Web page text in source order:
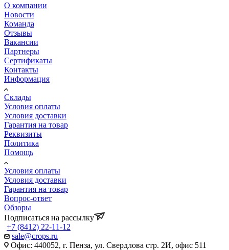
О компании
Новости
Команда
Отзывы
Вакансии
Партнеры
Сертификаты
Контакты
Информация
Склады
Условия оплаты
Условия доставки
Гарантия на товар
Реквизиты
Политика
Помощь
Условия оплаты
Условия доставки
Гарантия на товар
Вопрос-ответ
Обзоры
Подписаться на рассылку
+7 (8412) 22-11-12
sale@crops.ru
Офис: 440052, г. Пенза, ул. Свердлова стр. 2И, офис 511